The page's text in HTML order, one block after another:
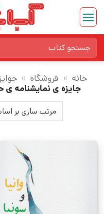
Skip
content
برای:
خانه » فروشگاه »
جایزه ی نمایشنامه